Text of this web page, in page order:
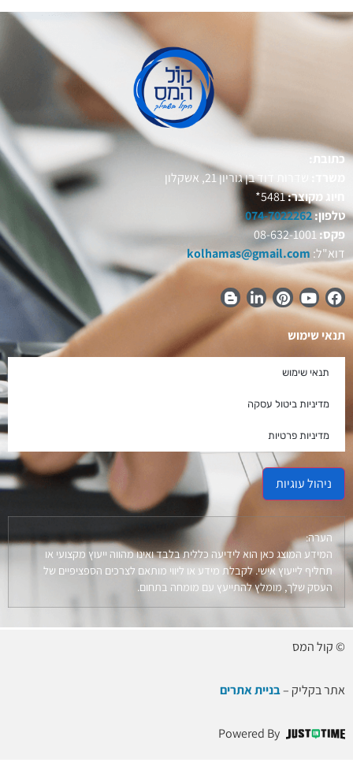
כתובת:
משרד:
שדרות דוד בן גוריון 21, אשקלון
חיוג מקוצר:5481*
טלפון:074-7022262
פקס:08-632-1001
דוא"ל: kolhamas@gmail.com
תנאי שימוש
תנאי שימוש
מדיניות ביטול עסקה
מדיניות פרטיות
ניהול עוגיות
הערה:
המידע המוצג כאן הוא לידיעה כללית בלבד ואינו מהווה ייעוץ מקצועי או
תחליף לייעוץ אישי. לקבלת מידע או ליווי מותאם לצרכים הספציפיים של
העסק שלך, מומלץ להתייעץ עם מומחה בתחום.
© קול המס
אתר בקליק –בניית אתרים
Powered By